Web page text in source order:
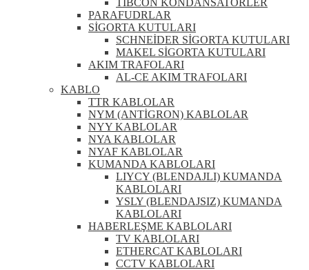
TİBCON KONDANSATÖRLER
PARAFUDRLAR
SİGORTA KUTULARI
SCHNEİDER SİGORTA KUTULARI
MAKEL SİGORTA KUTULARI
AKIM TRAFOLARI
AL-CE AKIM TRAFOLARI
KABLO
TTR KABLOLAR
NYM (ANTİGRON) KABLOLAR
NYY KABLOLAR
NYA KABLOLAR
NYAF KABLOLAR
KUMANDA KABLOLARI
LIYCY (BLENDAJLI) KUMANDA
KABLOLARI
YSLY (BLENDAJSIZ) KUMANDA
KABLOLARI
HABERLEŞME KABLOLARI
TV KABLOLARI
ETHERCAT KABLOLARI
CCTV KABLOLARI